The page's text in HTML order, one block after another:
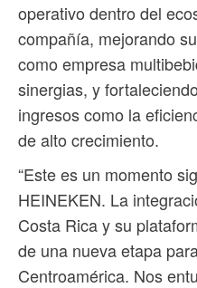
operativo dentro del
compañía, mejorando
como empresa
sinergias, y
ingresos como la
de alto crecimiento.
“Este es un momento
HEINEKEN. La
Costa Rica y su
de una nueva etapa
Centroamérica. Nos